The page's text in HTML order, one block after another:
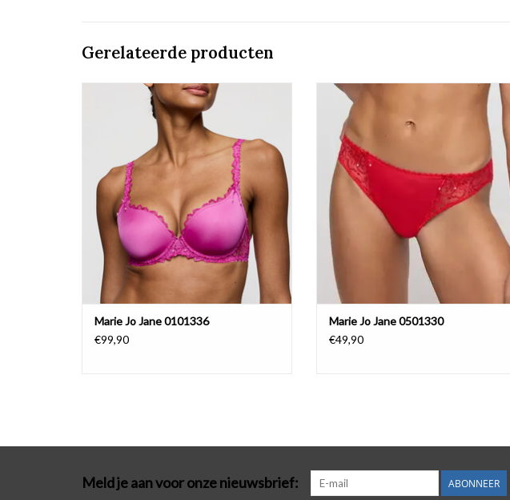
Gerelateerde producten
Voorgevomde beha hartvorm
Marie Jo Jane
TOEVOEGEN AAN WINKELWAGEN
Marie Jo Jane 0101336
€99,90
TOEVOEGEN AAN WINKELWAGEN
Marie Jo Jane 0501330
€49,90
Meld je aan voor onze nieuwsbrief: ABONNEER